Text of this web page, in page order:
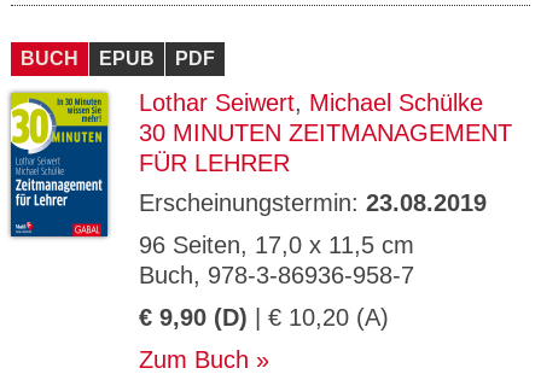
BUCH EPUB PDF
Lothar Seiwert, Michael Schülke
30 MINUTEN ZEITMANAGEMENT
FÜR LEHRER
Erscheinungstermin: 23.08.2019
96 Seiten, 17,0 x 11,5 cm
Buch, 978-3-86936-958-7
€ 9,90 (D) | € 10,20 (A)
Zum Buch